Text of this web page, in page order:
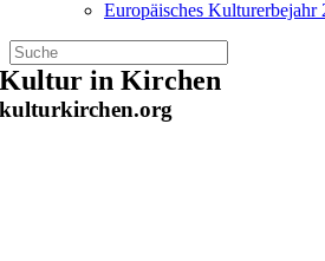
Europäisches Kulturerbejahr
Zum
Inhalt
springen
Kultur in Kirchen
kulturkirchen.org